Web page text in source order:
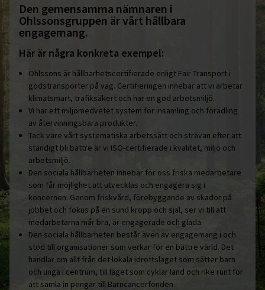
Den gemensamma nämnaren i
Ohlssonsgruppen är vårt hållbara
engagemang.
Här är några konkreta exempel:
Ohlssons är hållbarhetscertifierade enligt Fair Transport i
godstransporter på väg. Certifieringen innebär att vi arbetar
klimatsmart, trafiksäkert och har en god arbetsmiljö.
Vi har ett miljömedvetet system för insamling och förädling
av återvinningsbara produkter.
Tack vare vårt systematiska arbetssätt och strävan efter att
ständigt bli bättre är vi ISO-certifierade i kvalitet, miljö och
arbetsmiljö.
Den sociala hållbarheten innebär för oss friska medarbetare
som får möjlighet att utvecklas och engagera sig i
koncernen. Genom friskvård, förebyggande av skador på
jobbet och fokus på en sund kropp och själ, ser vi till att
medarbetarna mår bra, är engagerade och glada.
Den sociala hållbarheten består även av engagemang i och
stöd till organisationer som verkar för en bättre värld. Det
handlar om allt från det lokala idrottslaget som sätter barn
och unga i centrum, till laget som cyklar land och rike runt för
att samla in pengar till Barncancerfonden.